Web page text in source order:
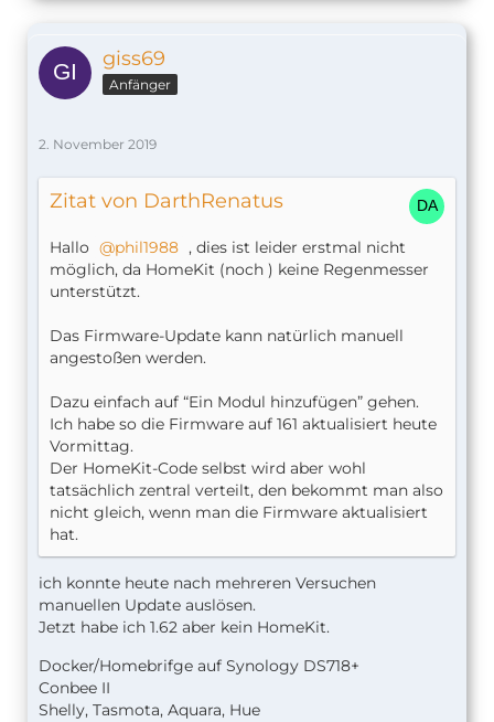
giss69
Anfänger
2. November 2019
Zitat von DarthRenatus
Hallo phil1988 , dies ist leider erstmal nicht
möglich, da HomeKit (noch ) keine Regenmesser
unterstützt.
Das Firmware-Update kann natürlich manuell
angestoßen werden.
Dazu einfach auf “Ein Modul hinzufügen” gehen.
Ich habe so die Firmware auf 161 aktualisiert heute
Vormittag.
Der HomeKit-Code selbst wird aber wohl
tatsächlich zentral verteilt, den bekommt man also
nicht gleich, wenn man die Firmware aktualisiert
hat.
ich konnte heute nach mehreren Versuchen
manuellen Update auslösen.
Jetzt habe ich 1.62 aber kein HomeKit.
Docker/Homebrifge auf Synology DS718+
Conbee II
Shelly, Tasmota, Aquara, Hue